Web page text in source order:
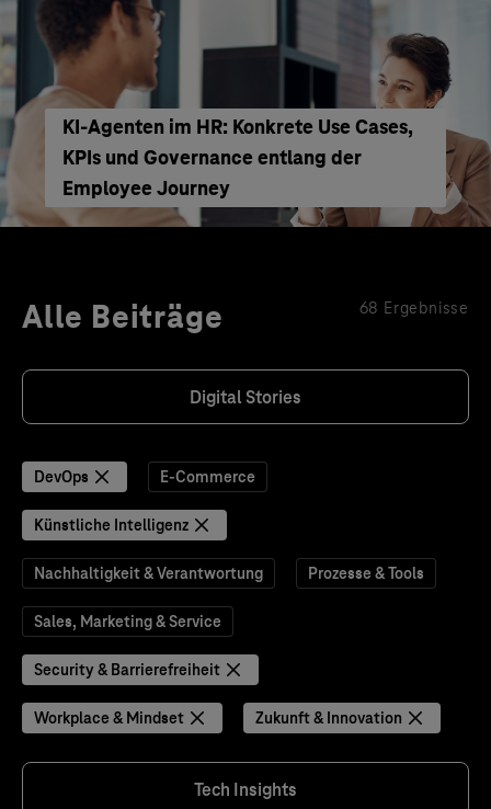
KI‑Agenten im HR: Konkrete Use Cases,
KPIs und Governance entlang der
Employee Journey
Alle Beiträge 68 Ergebnisse
Digital Stories
DevOps E-Commerce
Künstliche Intelligenz
Nachhaltigkeit & Verantwortung Prozesse & Tools
Sales, Marketing & Service
Security & Barrierefreiheit
Workplace & Mindset Zukunft & Innovation
Tech Insights